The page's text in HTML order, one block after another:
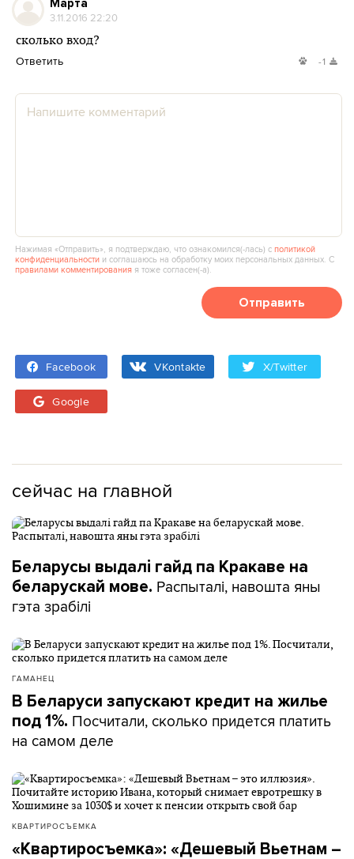
Марта
3.11.2016 22:20
сколько вход?
Ответить -1
Нажимая «Отправить», я подтверждаю, что ознакомился(‑лась) сполитикой
конфиденциальности и соглашаюсь на обработку моих персональных данных. С
правилами комментирования я тоже согласен(‑а).
Отправить
Facebook VKontakte X/Twitter
Google
сейчас на главной
Беларусы выдалі гайд па Кракаве на
беларускай мове. Распыталі, навошта яны
гэта зрабілі
ГАМАНЕЦ
В Беларуси запускают кредит на жилье
под 1%. Посчитали, сколько придется платить
на самом деле
КВАРТИРОСЪЕМКА
«Квартиросъемка»: «Дешевый Вьетнам –